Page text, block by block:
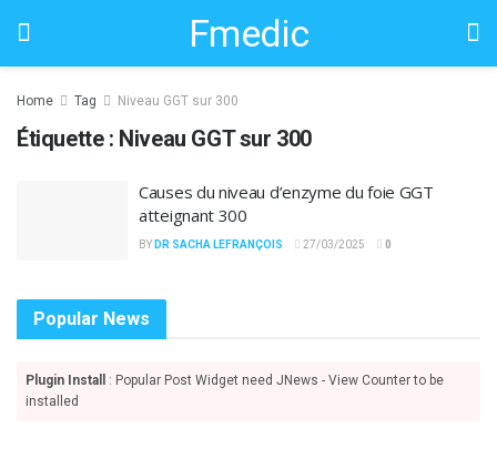
Fmedic
Home Tag Niveau GGT sur 300
Étiquette : Niveau GGT sur 300
Causes du niveau d’enzyme du foie GGT
atteignant 300
BY DR SACHA LEFRANÇOIS 27/03/2025 0
Popular News
Plugin Install
: Popular Post Widget need JNews - View Counter to be
installed